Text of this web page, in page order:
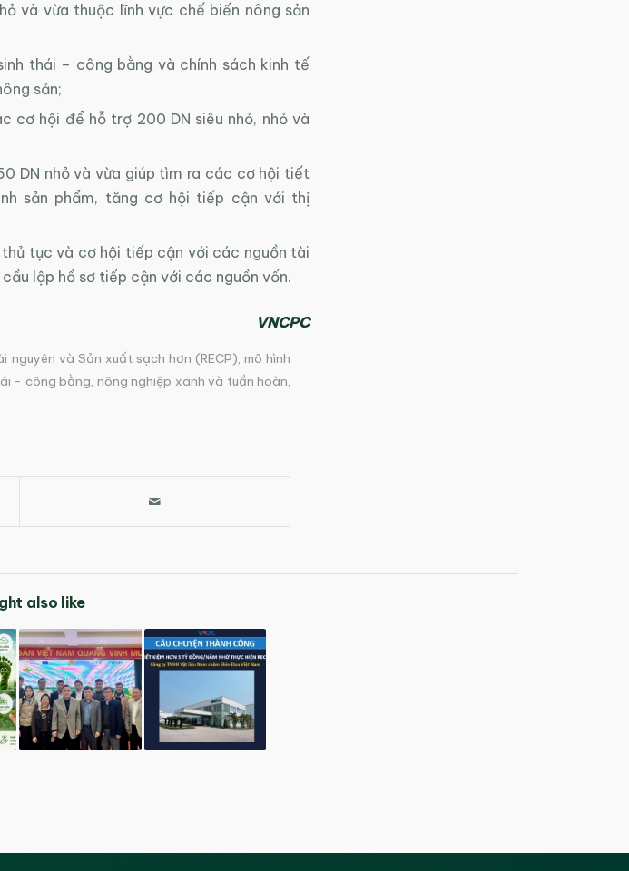
và vừa thuộc lĩnh vực chế biến nông sản
thái – công bằng và chính sách kinh tế
sản;
cơ hội để hỗ trợ 200 DN siêu nhỏ, nhỏ và
DN nhỏ và vừa giúp tìm ra các cơ hội tiết
sản phẩm, tăng cơ hội tiếp cận với thị
tục và cơ hội tiếp cận với các nguồn tài
lập hồ sơ tiếp cận với các nguồn vốn.
VNCPC
nguyên và Sản xuất sạch hơn (RECP), mô hình
- công bằng, nông nghiệp xanh và tuần hoàn,
also like